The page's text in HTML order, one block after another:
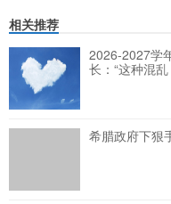
相关推荐
2026-2027学
长：“这种混
希腊政府下狠